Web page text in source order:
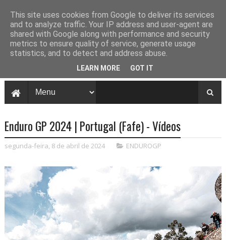
Enduro GP 2024 | Portugal (Fafe) - Vídeos
segunda-feira, 8 de abril de 2024 ENDUROGP
This site uses cookies from Google to deliver its services
and to analyze traffic. Your IP address and user-agent are
shared with Google along with performance and security
metrics to ensure quality of service, generate usage
statistics, and to detect and address abuse.
LEARN MORE GOT IT